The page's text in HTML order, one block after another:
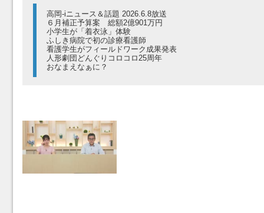
高岡-iニュース＆話題 2026.6.8放送
６月補正予算案 総額2億901万円
小学生が「着衣泳」体験
ふしき病院で初の診療看護師
看護学生がフィールドワーク成果発表
人形劇団どんぐりコロコロ25周年
おなまえなぁに？